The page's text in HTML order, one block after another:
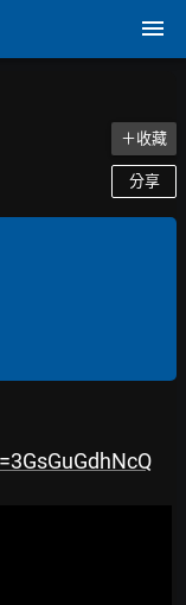
＋收藏
分享